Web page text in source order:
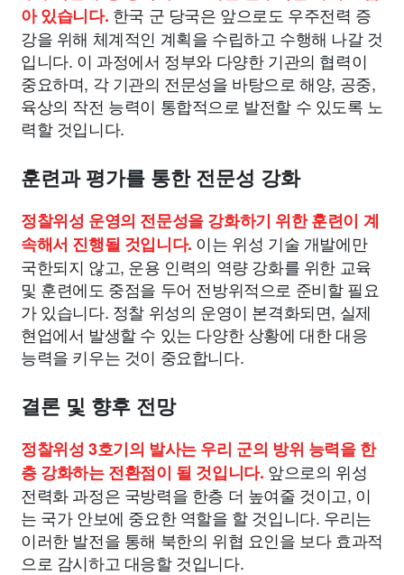
아 있습니다. 한국 군 당국은 앞으로도 우주전력 증
강을 위해 체계적인 계획을 수립하고 수행해 나갈 것
입니다. 이 과정에서 정부와 다양한 기관의 협력이
중요하며, 각 기관의 전문성을 바탕으로 해양, 공중,
육상의 작전 능력이 통합적으로 발전할 수 있도록 노
력할 것입니다.
훈련과 평가를 통한 전문성 강화
정찰위성 운영의 전문성을 강화하기 위한 훈련이 계
속해서 진행될 것입니다. 이는 위성 기술 개발에만
국한되지 않고, 운용 인력의 역량 강화를 위한 교육
및 훈련에도 중점을 두어 전방위적으로 준비할 필요
가 있습니다. 정찰 위성의 운영이 본격화되면, 실제
현업에서 발생할 수 있는 다양한 상황에 대한 대응
능력을 키우는 것이 중요합니다.
결론 및 향후 전망
정찰위성 3호기의 발사는 우리 군의 방위 능력을 한
층 강화하는 전환점이 될 것입니다. 앞으로의 위성
전력화 과정은 국방력을 한층 더 높여줄 것이고, 이
는 국가 안보에 중요한 역할을 할 것입니다. 우리는
이러한 발전을 통해 북한의 위협 요인을 보다 효과적
으로 감시하고 대응할 것입니다.